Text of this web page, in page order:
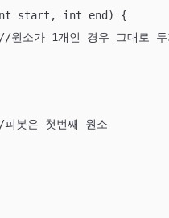
start, int end) {
소가 1개인 경우 그대로 두